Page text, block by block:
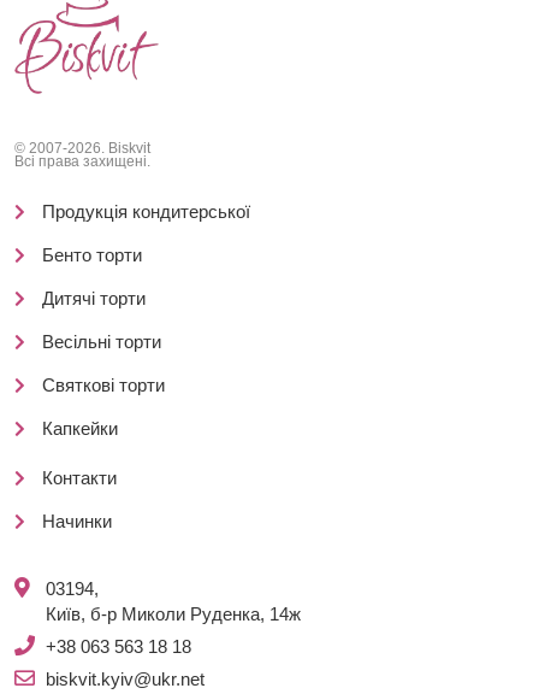
© 2007-2026. Biskvit
Всі права захищені.
Продукція кондитерської
Бенто торти
Дитячі торти
Весільні торти
Святкові торти
Капкейки
Контакти
Начинки
03194,
Київ, б-р Миколи Руденка, 14ж
+38 063 563 18 18
biskvit.kyiv@ukr.net